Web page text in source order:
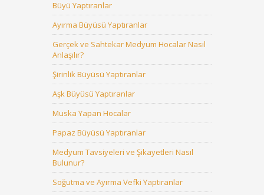
Büyü Yaptıranlar
Ayırma Büyüsü Yaptıranlar
Gerçek ve Sahtekar Medyum Hocalar Nasıl
Anlaşılır?
Şirinlik Büyüsü Yaptıranlar
Aşk Büyüsü Yaptıranlar
Muska Yapan Hocalar
Papaz Büyüsü Yaptıranlar
Medyum Tavsiyeleri ve Şikayetleri Nasıl
Bulunur?
Soğutma ve Ayırma Vefki Yaptıranlar